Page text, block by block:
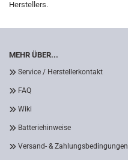
Herstellers.
MEHR ÜBER...
Service / Herstellerkontakt
FAQ
Wiki
Batteriehinweise
Versand- & Zahlungsbedingungen